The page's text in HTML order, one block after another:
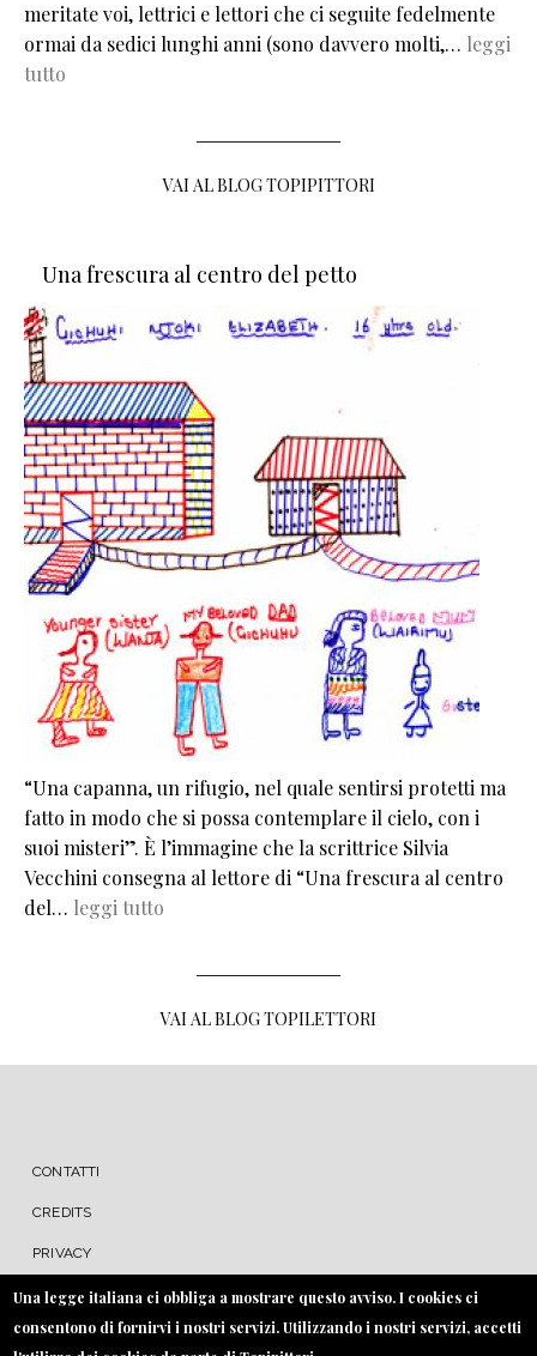
meritate voi, lettrici e lettori che ci seguite fedelmente
ormai da sedici lunghi anni (sono davvero molti,… leggi
tutto
VAI AL BLOG TOPIPITTORI
Una frescura al centro del petto
“Una capanna, un rifugio, nel quale sentirsi protetti ma
fatto in modo che si possa contemplare il cielo, con i
suoi misteri”. È l’immagine che la scrittrice Silvia
Vecchini consegna al lettore di “Una frescura al centro
del… leggi tutto
VAI AL BLOG TOPILETTORI
MENU FOOTER
CONTATTI
CREDITS
PRIVACY
COOKIE
Una legge italiana ci obbliga a mostrare questo avviso. I cookies ci
consentono di fornirvi i nostri servizi. Utilizzando i nostri servizi, accetti